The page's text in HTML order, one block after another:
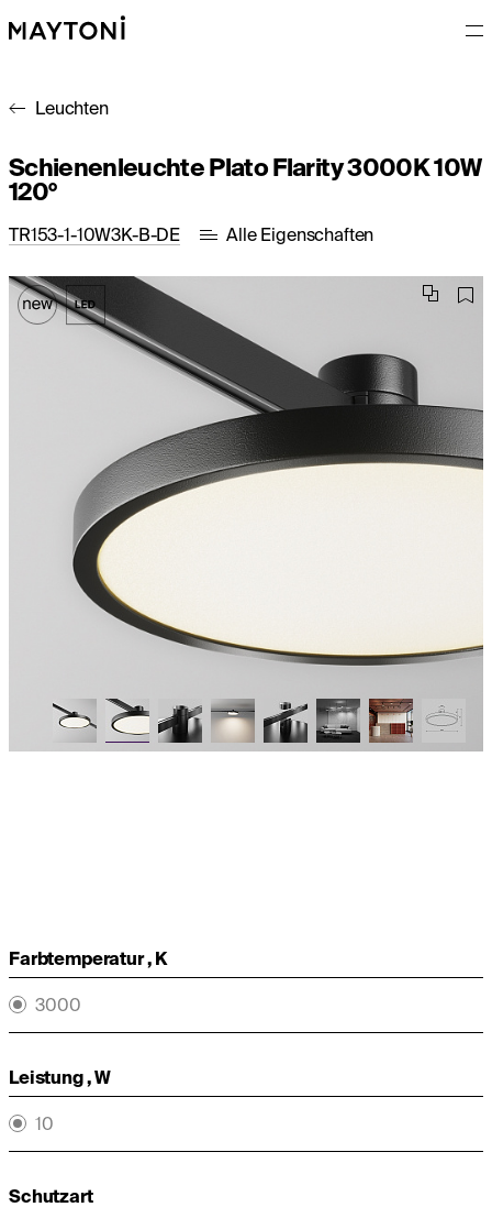
Leuchten
Schienenleuchte Plato Flarity 3000K 10W
120°
TR153-1-10W3K-B-DE Alle Eigenschaften
Farbtemperatur , K
3000
Leistung , W
10
Schutzart